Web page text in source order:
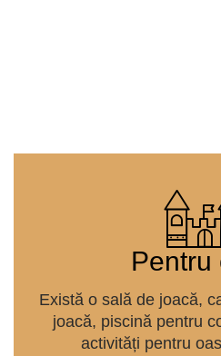
Pentru
Există o sală de joacă,
joacă, piscină pentru
activități pentru